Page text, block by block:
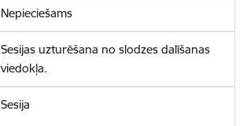
Nepieciešams
Sesijas uzturēšana no slodzes dalīšanas
viedokļa.
Sesija